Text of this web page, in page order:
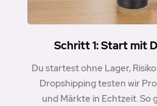
Schritt 1: Start mit
Du startest ohne Lager,
Dropshipping testen wir
und Märkte in Echtzeit. So